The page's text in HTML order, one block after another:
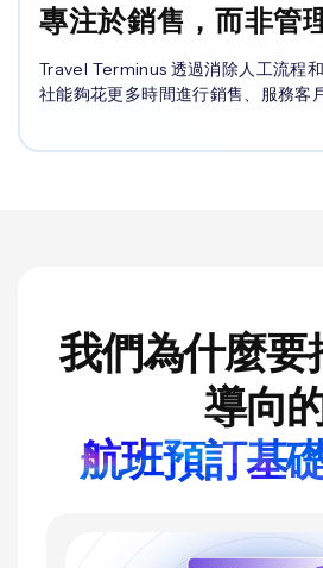
專注於銷售，而非管
Travel Terminus 透過消除人工流程
社能夠花更多時間進行銷售、服務客
我們為什麼要
導向
航班預訂基